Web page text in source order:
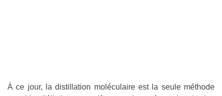
À ce jour, la distillation moléculaire est la seule méthode